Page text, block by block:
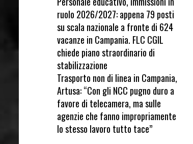
ruolo 2026/2027: appena 79 posti
su scala nazionale a fronte di 624
vacanze in Campania. FLC CGIL
chiede piano straordinario di
stabilizzazione
Trasporto non di linea in Campania,
Artusa: “Con gli NCC pugno duro a
favore di telecamera, ma sulle
agenzie che fanno impropriamente
lo stesso lavoro tutto tace”